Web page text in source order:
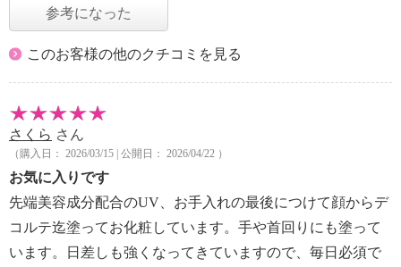
参考になった
このお客様の他のクチコミを見る
さくら さん
（購入日： 2026/03/15 | 公開日： 2026/04/22 ）
お気に入りです
先端美容成分配合のUV、お手入れの最後につけて顔からデ
コルテ迄塗ってお化粧しています。手や首回りにも塗って
います。日差しも強くなってきていますので、毎日必須で